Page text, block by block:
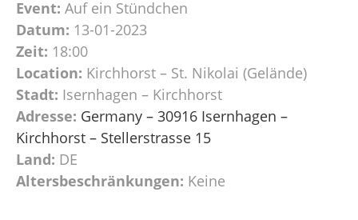
Event: Auf ein Stündchen
Datum: 13-01-2023
Zeit: 18:00
Location: Kirchhorst – St. Nikolai (Gelände)
Stadt: Isernhagen – Kirchhorst
Adresse: Germany – 30916 Isernhagen –
Kirchhorst – Stellerstrasse 15
Land: DE
Altersbeschränkungen: Keine